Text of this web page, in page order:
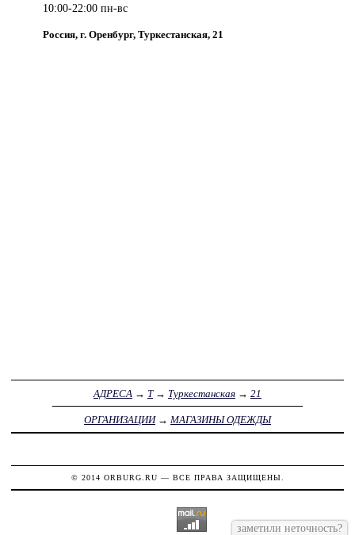
10:00-22:00 пн-вс
Россия, г. Оренбург, Туркестанская, 21
АДРЕСА → Т→ Туркестанская → 21
ОРГАНИЗАЦИИ→ МАГАЗИНЫ ОДЕЖДЫ
© 2014 ORBURG.RU — ВСЕ ПРАВА ЗАЩИЩЕНЫ.
заметили неточность?